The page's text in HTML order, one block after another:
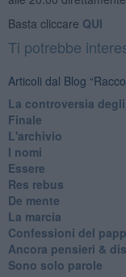
Basta cliccare QUI
Ti potrebbe
Articoli dal Blog
La controversia
Finale
L'archivio
I nomi
Essere
Res rebus
De mente
La marcia
Confessioni del
Ancora pensieri &
Sono solo parole